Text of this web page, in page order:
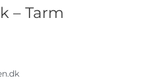
– Tarm